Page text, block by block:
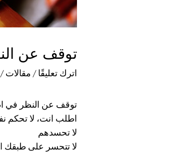
توقف عن
اترك تعليقًا / مقالات
توقف عن النظر في
اطلب انت، لا تحكم
لا تحسدهم
لا تتحسر على طبقك